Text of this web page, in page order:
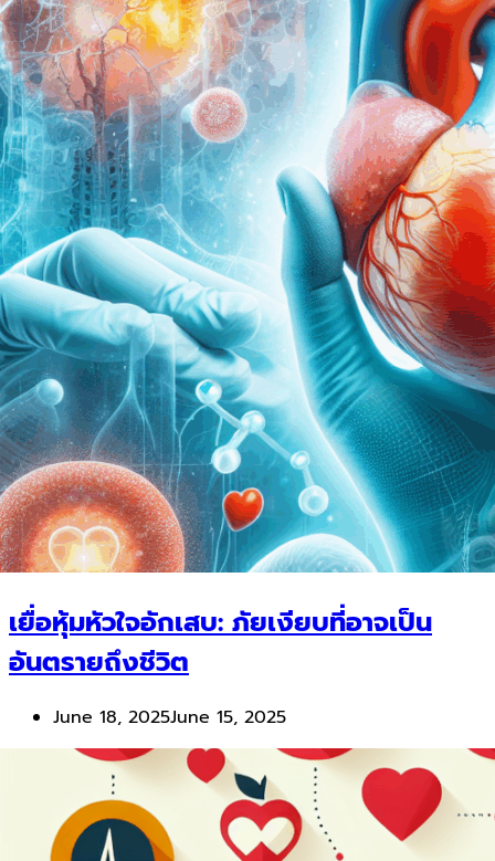
เยื่อหุ้มหัวใจอักเสบ: ภัยเงียบที่อาจเป็น
อันตรายถึงชีวิต
June 18, 2025June 15, 2025